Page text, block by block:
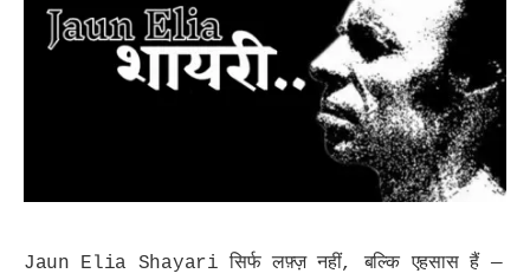
Jaun Elia Shayari सिर्फ लफ़्ज़ नहीं, बल्कि एहसास हैं —